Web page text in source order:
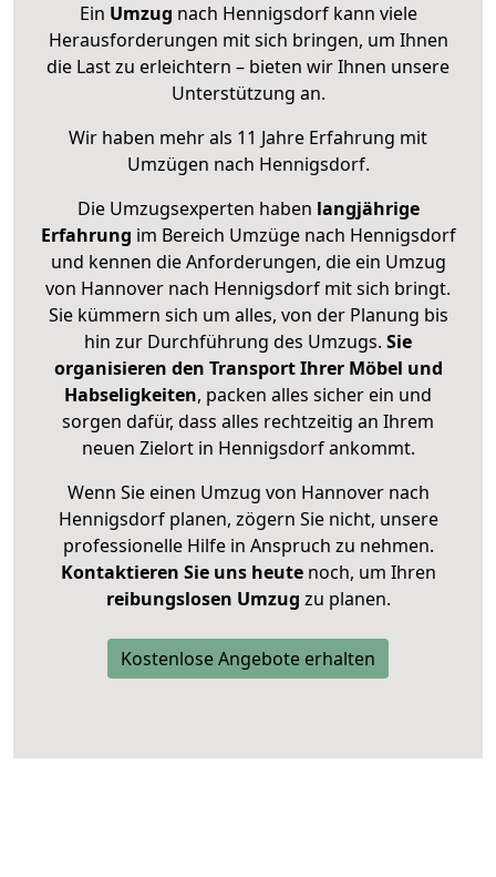
Ein Umzug nach Hennigsdorf kann viele
Herausforderungen mit sich bringen, um Ihnen
die Last zu erleichtern – bieten wir Ihnen unsere
Unterstützung an.
Wir haben mehr als 11 Jahre Erfahrung mit
Umzügen nach Hennigsdorf.
Die Umzugsexperten haben langjährige
Erfahrung im Bereich Umzüge nach Hennigsdorf
und kennen die Anforderungen, die ein Umzug
von Hannover nach Hennigsdorf mit sich bringt.
Sie kümmern sich um alles, von der Planung bis
hin zur Durchführung des Umzugs. Sie
organisieren den Transport Ihrer Möbel und
Habseligkeiten, packen alles sicher ein und
sorgen dafür, dass alles rechtzeitig an Ihrem
neuen Zielort in Hennigsdorf ankommt.
Wenn Sie einen Umzug von Hannover nach
Hennigsdorf planen, zögern Sie nicht, unsere
professionelle Hilfe in Anspruch zu nehmen.
Kontaktieren Sie uns heutenoch, um Ihren
reibungslosen Umzug zu planen.
Kostenlose Angebote erhalten